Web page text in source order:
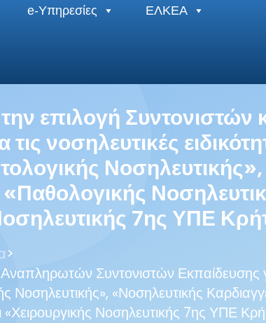
e-Υπηρεσίες ΕΛΚΕΑ
επιλογή Συντονιστών
νοσηλευτικές
Νοσηλευτικής»,
7ης ΥΠΕ
>
Συντονιστών Εκπαίδευσης
Νοσηλευτικής», «Νοσηλευτικής
Νοσηλευτικής 7ης ΥΠΕ